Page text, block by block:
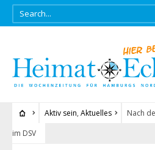
Aktiv sein, Aktuelles
Nach
im DSV